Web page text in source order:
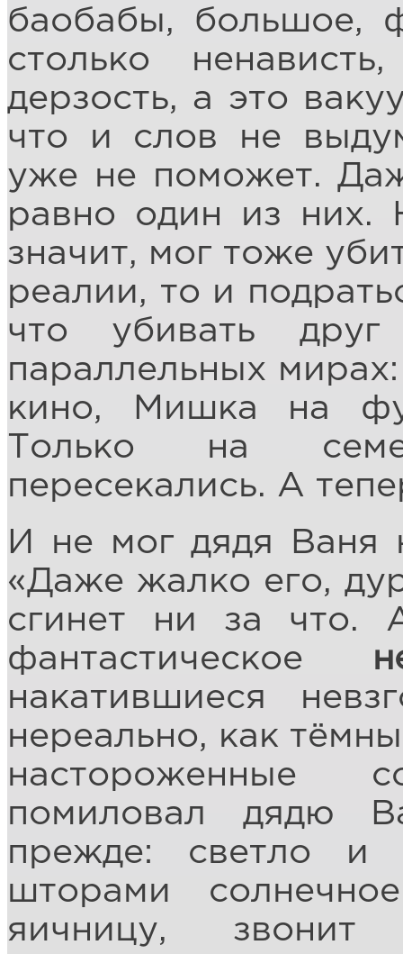
баобабы, большое,
столько
дерзость, а это
что и слов не
уже не поможет.
равно один из
значит, мог тоже
реалии, то и
что убивать
параллельных
кино, Мишка на
Только на
пересекались. А
И не мог дядя Ваня
«Даже жалко его,
сгинет ни за
фантастическое
накатившиеся
нереально, как
настороженные
помиловал дядю
прежде: светло и
шторами
яичницу,